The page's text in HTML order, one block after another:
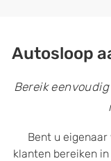
Autosloop
Bereik
Bent u
klanten bereiken